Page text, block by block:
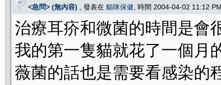
<急問> (無內容) , 發表在 貓咪保健 , 時間 2004-04-02 11:12
治療耳疥和微菌的時間是會
我的第一隻貓就花了一個月
薇菌的話也是需要看感染的